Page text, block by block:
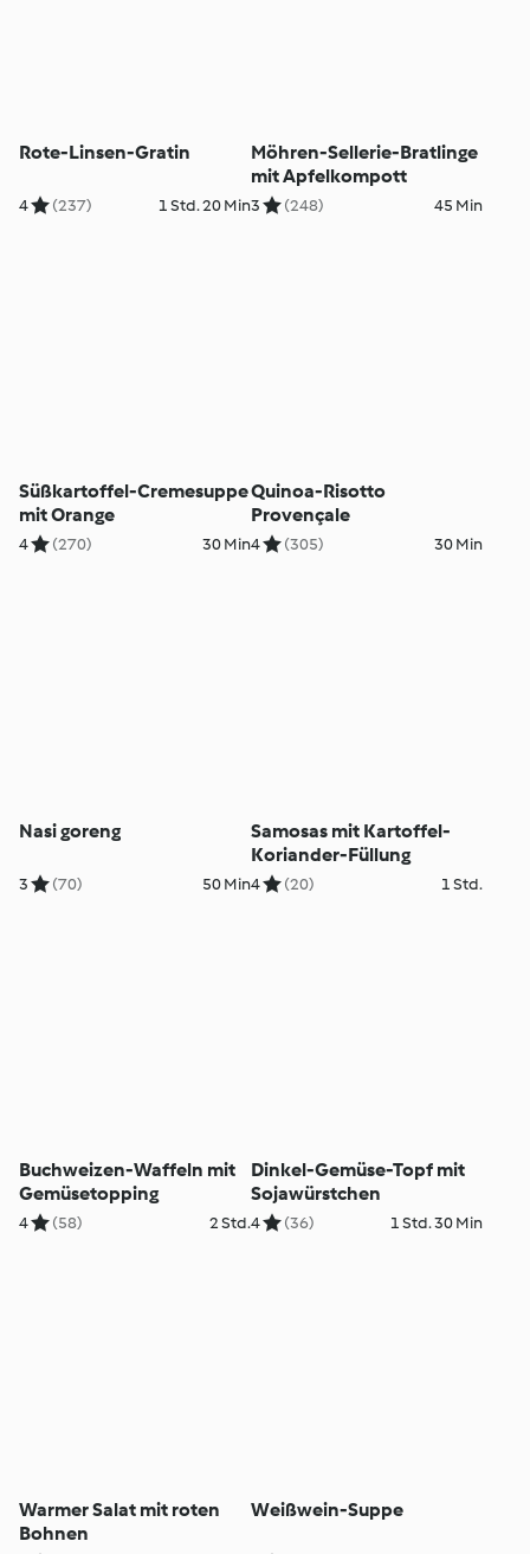
Rote-Linsen-Gratin
4 (237) 1 Std. 20 Min
Möhren-Sellerie-Bratlinge
mit Apfelkompott
3 (248) 45 Min
Süßkartoffel-Cremesuppe
mit Orange
4 (270) 30 Min
Quinoa-Risotto
Provençale
4 (305) 30 Min
Nasi goreng
3 (70) 50 Min
Samosas mit Kartoffel-
Koriander-Füllung
4 (20) 1 Std.
Buchweizen-Waffeln mit
Gemüsetopping
4 (58) 2 Std.
Dinkel-Gemüse-Topf mit
Sojawürstchen
4 (36) 1 Std. 30 Min
Warmer Salat mit roten
Bohnen
Weißwein-Suppe